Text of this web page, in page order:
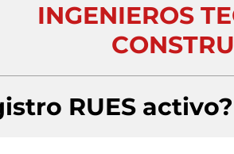
INGENIEROS
RUES activo?